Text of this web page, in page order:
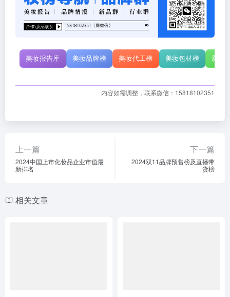
美妆报告库 美妆品牌榜 美妆代工榜 美妆包材榜 新原
内容如需调整，联系微信：15818102351
上一篇
2024中国上市化妆品企业市值最
新排名
下一篇
2024双11品牌预售榜及直播带
货榜
相关文章